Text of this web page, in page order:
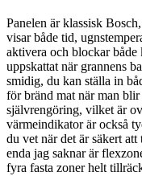
Panelen är klassisk
visar både tid,
aktivera och blockar
uppskattat när grannens
smidig, du kan ställa in
för bränd mat när man
självrengöring, vilket är
värmeindikator är också
du vet när det är säkert
enda jag saknar är
fyra fasta zoner helt